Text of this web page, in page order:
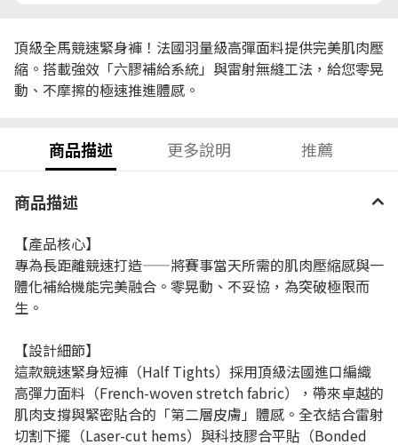
頂級全馬競速緊身褲！法國羽量級高彈面料提供完美肌肉壓
縮。搭載強效「六膠補給系統」與雷射無縫工法，給您零晃
動、不摩擦的極速推進體感。
商品描述 更多說明 推薦
商品描述
【產品核心】
專為長距離競速打造——將賽事當天所需的肌肉壓縮感與一
體化補給機能完美融合。零晃動、不妥協，為突破極限而
生。
【設計細節】
這款競速緊身短褲（Half Tights）採用頂級法國進口編織
高彈力面料（French-woven stretch fabric），帶來卓越的
肌肉支撐與緊密貼合的「第二層皮膚」體感。全衣結合雷射
切割下擺（Laser-cut hems）與科技膠合平貼（Bonded